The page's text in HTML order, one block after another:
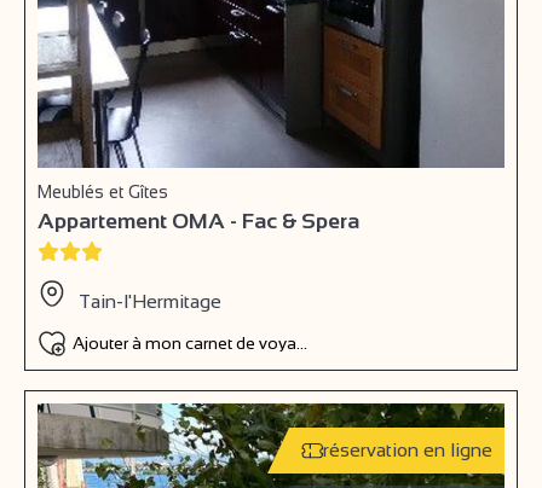
Meublés et Gîtes
Appartement OMA - Fac & Spera
Tain-l'Hermitage
Ajouter à mon carnet de voyage
réservation en ligne